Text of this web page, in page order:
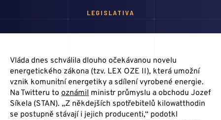
ŠKOLENÍ
POMOCNÁ RUKA
KONTAKT
LEGISLATIVA
Vláda dnes schválila dlouho očekávanou novelu
energetického zákona (tzv. LEX OZE II), která umožní
vznik komunitní energetiky a sdílení vyrobené energie.
Na Twitteru to oznámil ministr průmyslu a obchodu Jozef
Síkela (STAN). „Z někdejších spotřebitelů kilowatthodin
se postupně stávají i jejich producenti,“ podotkl